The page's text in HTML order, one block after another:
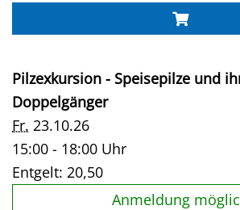
Pilzexkursion - Speisepilze und
Doppelgänger
Fr. 23.10.26
15:00 - 18:00 Uhr
Entgelt: 20,50
Anmeldung